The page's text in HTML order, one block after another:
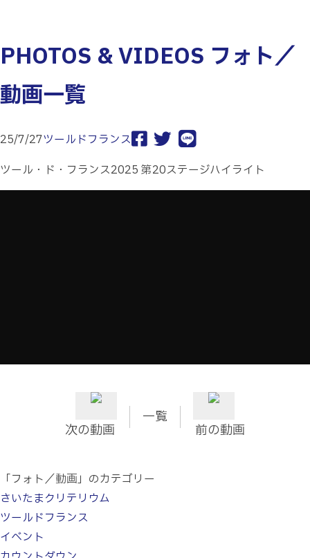
PHOTOS & VIDEOS フォト／
動画一覧
25/7/27ツールドフランス
ツール・ド・フランス2025 第20ステージハイライト
次の動画
一覧
前の動画
「フォト／動画」のカテゴリー
さいたまクリテリウム
ツールドフランス
イベント